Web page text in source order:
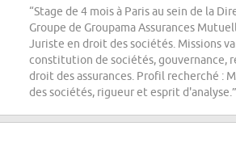
“Stage de 4 mois à Paris au sein de la
Groupe de Groupama Assurances
Juriste en droit des sociétés. Missions
constitution de sociétés, gouvernance,
droit des assurances. Profil recherché :
des sociétés, rigueur et esprit d'analyse.”